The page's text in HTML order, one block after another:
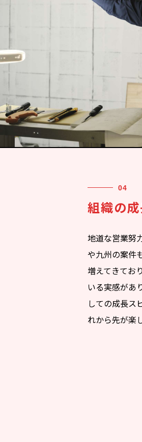
組織の
地道な営業努
や九州の案件
増えてきてお
いる実感があ
しての成長ス
れから先が楽